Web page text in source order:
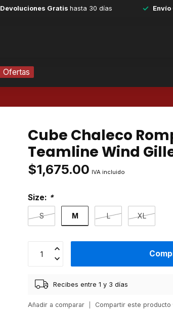
Devoluciones Gratis hasta 30 días
Ofertas
Cube Chaleco
Teamline Wind
$1,675.00 IVA incluido
Size: *
S M L XL
Recibes entre 1 y 3 días
Añadir a comparar Compartir este producto